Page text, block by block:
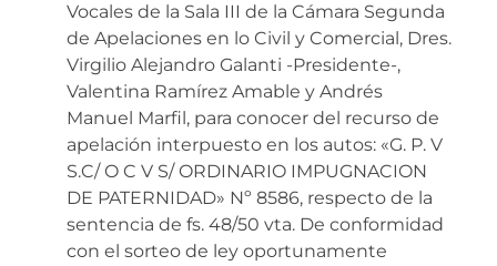
Vocales de la Sala III de la Cámara Segunda
de Apelaciones en lo Civil y Comercial, Dres.
Virgilio Alejandro Galanti -Presidente-,
Valentina Ramírez Amable y Andrés
Manuel Marfil, para conocer del recurso de
apelación interpuesto en los autos: «G. P. V
S.C/ O C V S/ ORDINARIO IMPUGNACION
DE PATERNIDAD» Nº 8586, respecto de la
sentencia de fs. 48/50 vta. De conformidad
con el sorteo de ley oportunamente